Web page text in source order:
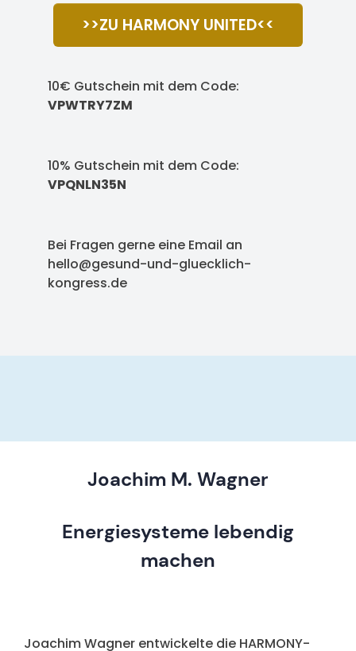
>>ZU HARMONY UNITED<<
10€ Gutschein mit dem Code:
VPWTRY7ZM
10% Gutschein mit dem Code:
VPQNLN35N
Bei Fragen gerne eine Email an
hello@gesund-und-gluecklich-
kongress.de
Joachim M. Wagner
Energiesysteme lebendig
machen
Joachim Wagner entwickelte die HARMONY-